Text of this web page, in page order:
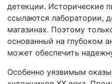
детекции. Исторические
ссылаются лаборатории,
магазинах. Поэтому
основанный на глубоком
может обеспечить
Особенно уязвимым